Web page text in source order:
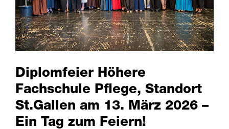
Diplomfeier Höhere
Fachschule Pflege, Standort
St.Gallen am 13. März 2026 –
Ein Tag zum Feiern!